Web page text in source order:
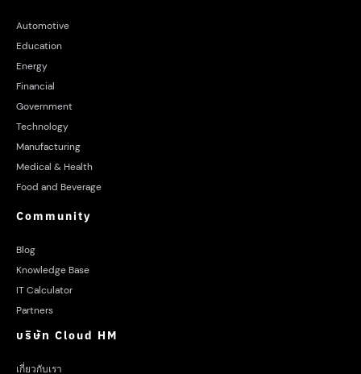
Automotive
Education
Energy
Financial
Government
Technology
Manufacturing
Medical & Health
Food and Beverage
Community
Blog
Knowledge Base
IT Calculator
Partners
บริษัท Cloud HM
เกี่ยวกับเรา